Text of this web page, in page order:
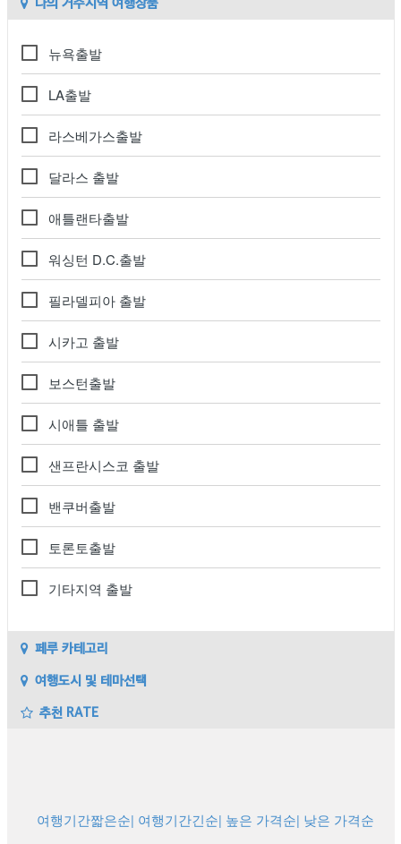
뉴욕출발
LA출발
라스베가스출발
달라스 출발
애틀랜타출발
워싱턴 D.C.출발
필라델피아 출발
시카고 출발
보스턴출발
시애틀 출발
샌프란시스코 출발
밴쿠버출발
토론토출발
기타지역 출발
페루 카테고리
여행도시 및 테마선택
추천 RATE
여행기간짧은순| 여행기간긴순| 높은 가격순| 낮은 가격순